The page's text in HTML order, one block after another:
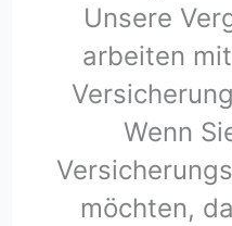
Unsere
arbeiten
Wenn
möchten,